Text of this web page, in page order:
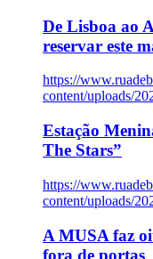
De Lisboa ao
reservar este
https://
content/uploads/
Estação
The Stars”
https://
content/uploads/
A MUSA faz
fora de portas